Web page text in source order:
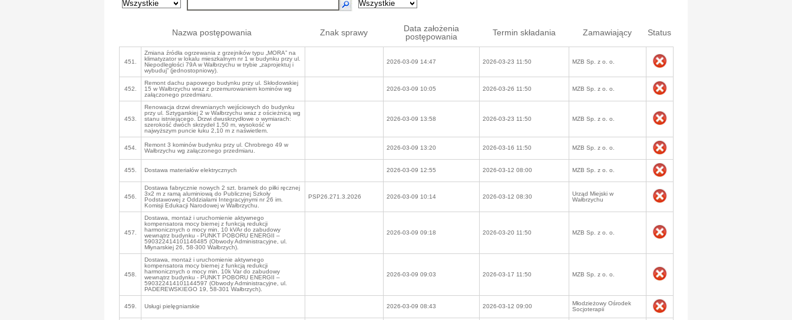
Nazwa postępowania Znak sprawy
Data założenia
postępowania
Termin składania Zamawiający Status
451.
Zmiana źródła ogrzewania z grzejników typu „MORA” na
klimatyzator w lokalu mieszkalnym nr 1 w budynku przy ul.
Niepodległości 79A w Wałbrzychu w trybie „zaprojektuj i
wybuduj” (jednostopniowy).
2026-03-09 14:47 2026-03-23 11:50 MZB Sp. z o. o.
452.
Remont dachu papowego budynku przy ul. Skłodowskiej
15 w Wałbrzychu wraz z przemurowaniem kominów wg
załączonego przedmiaru.
2026-03-09 10:05 2026-03-26 11:50 MZB Sp. z o. o.
453.
Renowacja drzwi drewnianych wejściowych do budynku
przy ul. Sztygarskiej 2 w Wałbrzychu wraz z ościeżnicą wg
stanu istniejącego. Drzwi dwuskrzydłowe o wymiarach:
szerokość dwóch skrzydeł 1,50 m, wysokość w
najwyższym puncie łuku 2,10 m z naświetlem.
2026-03-09 13:58 2026-03-23 11:50 MZB Sp. z o. o.
454.
Remont 3 kominów budynku przy ul. Chrobrego 49 w
Wałbrzychu wg załączonego przedmiaru.
2026-03-09 13:20 2026-03-16 11:50 MZB Sp. z o. o.
455. Dostawa materiałów elektrycznych 2026-03-09 12:55 2026-03-12 08:00 MZB Sp. z o. o.
456.
Dostawa fabrycznie nowych 2 szt. bramek do piłki ręcznej
3x2 m z ramą aluminiową do Publicznej Szkoły
Podstawowej z Oddziałami Integracyjnymi nr 26 im.
Komisji Edukacji Narodowej w Wałbrzychu.
PSP26.271.3.2026 2026-03-09 10:14 2026-03-12 08:30
Urząd Miejski w
Wałbrzychu
457.
Dostawa, montaż i uruchomienie aktywnego
kompensatora mocy biernej z funkcją redukcji
harmonicznych o mocy min. 10 kVAr do zabudowy
wewnątrz budynku - PUNKT POBORU ENERGII –
590322414101146485 (Obwody Administracyjne, ul.
Młynarskiej 26, 58-300 Wałbrzych).
2026-03-09 09:18 2026-03-20 11:50 MZB Sp. z o. o.
458.
Dostawa, montaż i uruchomienie aktywnego
kompensatora mocy biernej z funkcją redukcji
harmonicznych o mocy min. 10k Var do zabudowy
wewnątrz budynku - PUNKT POBORU ENERGII –
590322414101144597 (Obwody Administracyjne, ul.
PADEREWSKIEGO 19, 58-301 Wałbrzych).
2026-03-09 09:03 2026-03-17 11:50 MZB Sp. z o. o.
459. Usługi pielęgniarskie 2026-03-09 08:43 2026-03-12 09:00
Młodzieżowy Ośrodek
Socjoterapii